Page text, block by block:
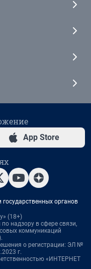
App Store
органов
(18+)
надзору в сфере связи,
коммуникаций
о регистрации: ЭЛ №
г.
«ИНТЕРНЕТ